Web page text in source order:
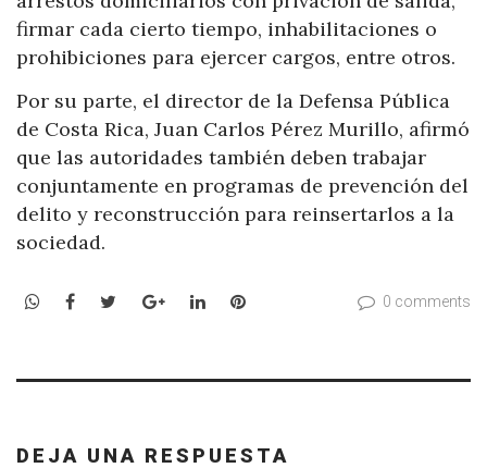
firmar cada cierto tiempo, inhabilitaciones o
prohibiciones para ejercer cargos, entre otros.
Por su parte, el director de la Defensa Pública
de Costa Rica, Juan Carlos Pérez Murillo, afirmó
que las autoridades también deben trabajar
conjuntamente en programas de prevención del
delito y reconstrucción para reinsertarlos a la
sociedad.
WhatsApp
Facebook
TwitterGoogle+LinkedInPinterest 0 comments
DEJA UNA RESPUESTA